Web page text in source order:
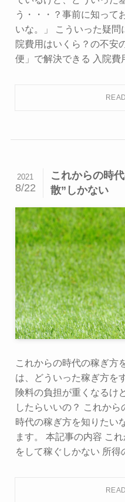
う・・・？事前に知って
いな。」 こういった疑問
院費用はいくら？の不安
便」で解決できる 入院費
これからの時
散”しかない
2021
8/22
これからの時代の稼ぎ方
は、どういった稼ぎ方を
険料の負担が重くなるけ
したらいいの？ これか
時代の稼ぎ方を知りたい
ます。 本記事の内容 こ
をして稼ぐしかない 所得